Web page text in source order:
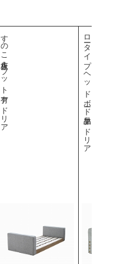
すのこ床板＆フット有 アドリア ロータイプ ヘッドボード単品 アドリア